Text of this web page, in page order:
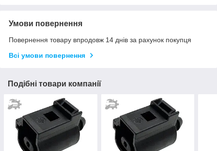
Умови повернення
Повернення товару впродовж 14 днів за рахунок покупця
Всі умови повернення
Подібні товари компанії